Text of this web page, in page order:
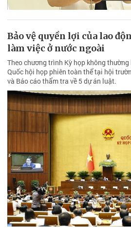
Bảo vệ quyền lợi của lao
làm việc ở nước ngoài
Theo chương trình Kỳ họp không
Quốc hội họp phiên toàn thể tại hội
và Báo cáo thẩm tra về 5 dự án luật.